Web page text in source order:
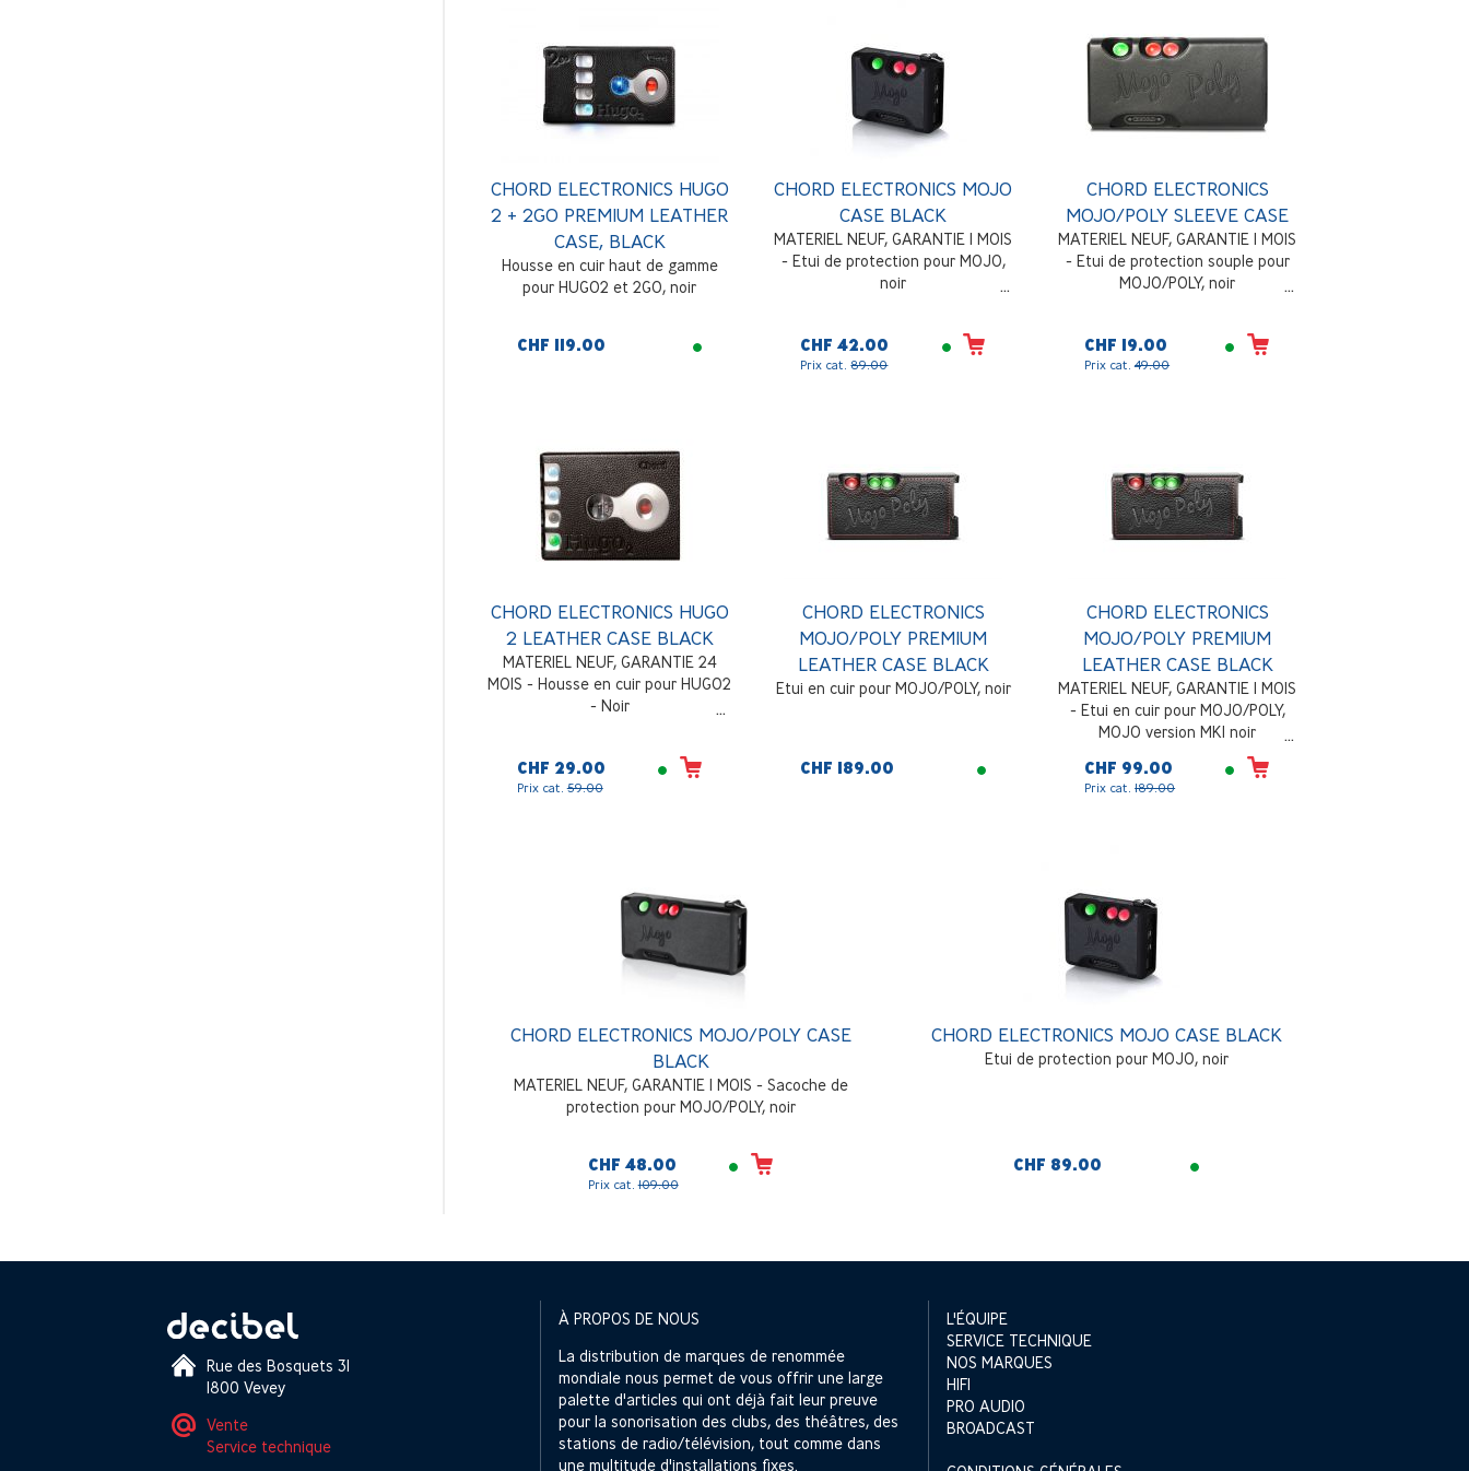
CHORD ELECTRONICS HUGO
2 + 2GO PREMIUM LEATHER
CASE, BLACK
Housse en cuir haut de gamme
pour HUGO2 et 2GO, noir
CHF 119.00
CHORD ELECTRONICS MOJO
CASE BLACK
MATERIEL NEUF, GARANTIE 1 MOIS
- Etui de protection pour MOJO,
noir
CHF 42.00
Prix cat.89.00
CHORD ELECTRONICS
MOJO/POLY SLEEVE CASE
MATERIEL NEUF, GARANTIE 1 MOIS
- Etui de protection souple pour
MOJO/POLY, noir
CHF 19.00
Prix cat.49.00
CHORD ELECTRONICS HUGO
2 LEATHER CASE BLACK
MATERIEL NEUF, GARANTIE 24
MOIS - Housse en cuir pour HUGO2
- Noir
CHF 29.00
Prix cat.59.00
CHORD ELECTRONICS
MOJO/POLY PREMIUM
LEATHER CASE BLACK
Etui en cuir pour MOJO/POLY, noir
CHF 189.00
CHORD ELECTRONICS
MOJO/POLY PREMIUM
LEATHER CASE BLACK
MATERIEL NEUF, GARANTIE 1 MOIS
- Etui en cuir pour MOJO/POLY,
MOJO version MK1 noir
CHF 99.00
Prix cat.189.00
CHORD ELECTRONICS MOJO/POLY CASE
BLACK
MATERIEL NEUF, GARANTIE 1 MOIS - Sacoche de
protection pour MOJO/POLY, noir
CHF 48.00
Prix cat.109.00
CHORD ELECTRONICS MOJO CASE BLACK
Etui de protection pour MOJO, noir
CHF 89.00
Rue des Bosquets 31
1800 Vevey
Vente
Service technique
À PROPOS DE NOUS
La distribution de marques de renommée
mondiale nous permet de vous offrir une large
palette d'articles qui ont déjà fait leur preuve
pour la sonorisation des clubs, des théâtres, des
stations de radio/télévision, tout comme dans
une multitude d'installations fixes.
L'ÉQUIPE
SERVICE TECHNIQUE
NOS MARQUES
HIFI
PRO AUDIO
BROADCAST